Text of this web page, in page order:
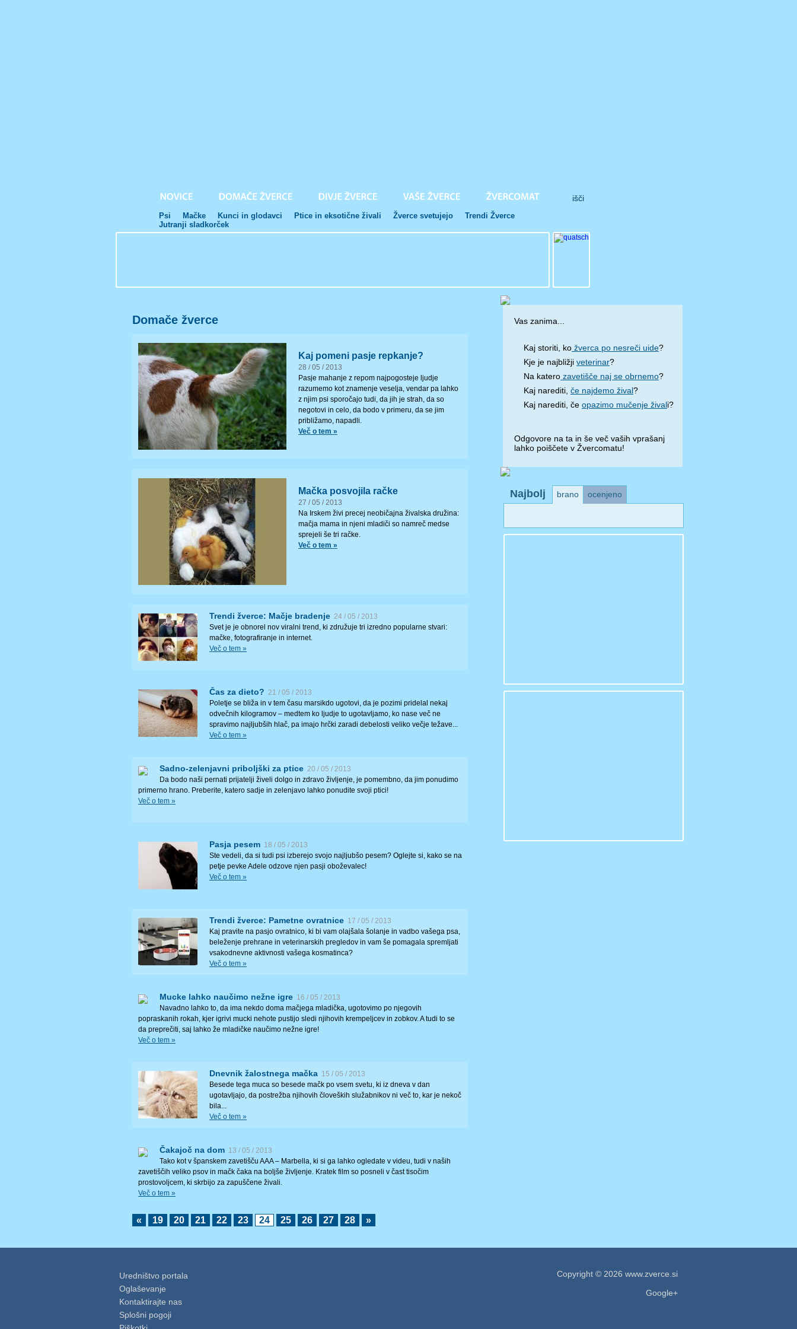
Psi Mačke Kunci in glodavci Ptice in eksotične živali Žverce svetujejo
Trendi Žverce
Jutranji sladkorček
Domače žverce
Kaj pomeni pasje repkanje?
28 / 05 / 2013
Pasje mahanje z repom najpogosteje ljudje
razumemo kot znamenje veselja, vendar pa lahko
z njim psi sporočajo tudi, da jih je strah, da so
negotovi in celo, da bodo v primeru, da se jim
približamo, napadli.
Več o tem »
Mačka posvojila račke
27 / 05 / 2013
Na Irskem živi precej neobičajna živalska družina:
mačja mama in njeni mladiči so namreč medse
sprejeli še tri račke.
Več o tem »
Trendi žverce: Mačje bradenje 24 / 05 / 2013
Svet je je obnorel nov viralni trend, ki združuje tri izredno popularne stvari:
mačke, fotografiranje in internet.
Več o tem »
Čas za dieto? 21 / 05 / 2013
Poletje se bliža in v tem času marsikdo ugotovi, da je pozimi pridelal nekaj
odvečnih kilogramov – medtem ko ljudje to ugotavljamo, ko nase več ne
spravimo najljubših hlač, pa imajo hrčki zaradi debelosti veliko večje težave...
Več o tem »
Sadno-zelenjavni priboljški za ptice 20 / 05 / 2013
Da bodo naši pernati prijatelji živeli dolgo in zdravo življenje, je pomembno, da jim ponudimo
primerno hrano. Preberite, katero sadje in zelenjavo lahko ponudite svoji ptici!
Več o tem »
Pasja pesem 18 / 05 / 2013
Ste vedeli, da si tudi psi izberejo svojo najljubšo pesem? Oglejte si, kako se na
petje pevke Adele odzove njen pasji oboževalec!
Več o tem »
Trendi žverce: Pametne ovratnice 17 / 05 / 2013
Kaj pravite na pasjo ovratnico, ki bi vam olajšala šolanje in vadbo vašega psa,
beleženje prehrane in veterinarskih pregledov in vam še pomagala spremljati
vsakodnevne aktivnosti vašega kosmatinca?
Več o tem »
Mucke lahko naučimo nežne igre 16 / 05 / 2013
Navadno lahko to, da ima nekdo doma mačjega mladička, ugotovimo po njegovih
popraskanih rokah, kjer igrivi mucki nehote pustijo sledi njihovih krempeljcev in zobkov. A tudi to se
da preprečiti, saj lahko že mladičke naučimo nežne igre!
Več o tem »
Dnevnik žalostnega mačka 15 / 05 / 2013
Besede tega muca so besede mačk po vsem svetu, ki iz dneva v dan
ugotavljajo, da postrežba njihovih človeških služabnikov ni več to, kar je nekoč
bila...
Več o tem »
Čakajoč na dom 13 / 05 / 2013
Tako kot v španskem zavetišču AAA – Marbella, ki si ga lahko ogledate v videu, tudi v naših
zavetiščih veliko psov in mačk čaka na boljše življenje. Kratek film so posneli v čast tisočim
prostovoljcem, ki skrbijo za zapuščene živali.
Več o tem »
« 19 20 21 22 23 24 25 26 27 28 »
Vas zanima...
Kaj storiti, ko žverca po nesreči uide?
Kje je najbližji veterinar?
Na katero zavetišče naj se obrnemo?
Kaj narediti, če najdemo žival?
Kaj narediti, če opazimo mučenje živali?
Odgovore na ta in še več vaših vprašanj
lahko poiščete v Žvercomatu!
Najbolj brano ocenjeno
Uredništvo portala
Oglaševanje
Kontaktirajte nas
Splošni pogoji
Copyright © 2026 www.zverce.si
Google+